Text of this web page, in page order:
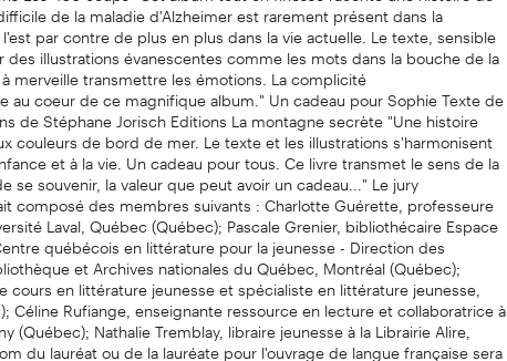
de la maladie d'Alzheimer est rarement présent dans la
par contre de plus en plus dans la vie actuelle. Le texte, sensible
illustrations évanescentes comme les mots dans la bouche de la
merveille transmettre les émotions. La complicité
au coeur de ce magnifique album." Un cadeau pour Sophie Texte de
de Stéphane Jorisch Editions La montagne secrète "Une histoire
couleurs de bord de mer. Le texte et les illustrations s'harmonisent
et à la vie. Un cadeau pour tous. Ce livre transmet le sens de la
se souvenir, la valeur que peut avoir un cadeau..." Le jury
composé des membres suivants : Charlotte Guérette, professeure
Laval, Québec (Québec); Pascale Grenier, bibliothécaire Espace
québécois en littérature pour la jeunesse - Direction des
et Archives nationales du Québec, Montréal (Québec);
cours en littérature jeunesse et spécialiste en littérature jeunesse,
Céline Rufiange, enseignante ressource en lecture et collaboratrice à
(Québec); Nathalie Tremblay, libraire jeunesse à la Librairie Alire,
du lauréat ou de la lauréate pour l'ouvrage de langue française sera